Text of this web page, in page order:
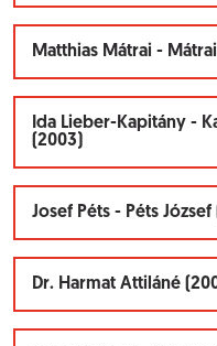
Matthias Mátrai -
Ida Lieber-Kapitány -
(2003)
Josef Péts - Péts József
Dr. Harmat Attiláné